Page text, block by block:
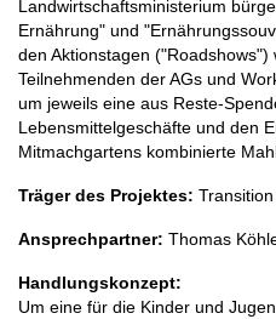
Landwirtschaftsministerium
Ernährung" und
den Aktionstagen ("Roadshows")
Teilnehmenden der AGs und
um jeweils eine aus Reste-
Lebensmittelgeschäfte und den
Mitmachgartens kombinierte
Träger des Projektes:
Ansprechpartner: Thomas
Handlungskonzept:
Um eine für die Kinder und